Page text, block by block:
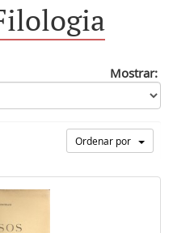
Mostrar:
Ordenar por